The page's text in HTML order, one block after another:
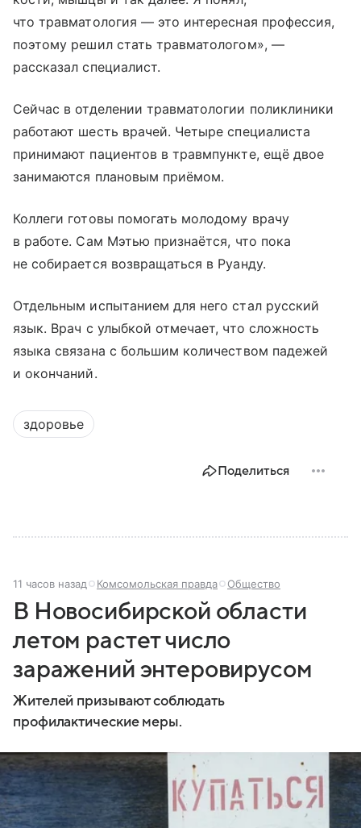
что травматология — это интересная профессия,
поэтому решил стать травматологом», —
рассказал специалист.
Сейчас в отделении травматологии поликлиники
работают шесть врачей. Четыре специалиста
принимают пациентов в травмпункте, ещё двое
занимаются плановым приёмом.
Коллеги готовы помогать молодому врачу
в работе. Сам Мэтью признаётся, что пока
не собирается возвращаться в Руанду.
Отдельным испытанием для него стал русский
язык. Врач с улыбкой отмечает, что сложность
языка связана с большим количеством падежей
и окончаний.
здоровье
Поделиться
11 часов назад Комсомольская правда Общество
В Новосибирской области
летом растет число
заражений энтеровирусом
Жителей призывают соблюдать
профилактические меры.